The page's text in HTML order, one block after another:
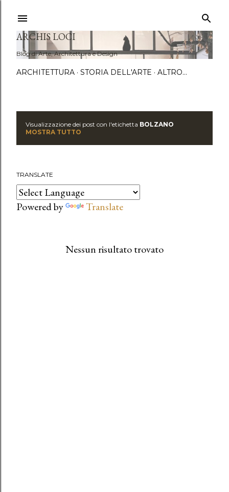
ARCHIS LOCI
Blog di Arte, Architettura e Design
ARCHITETTURA STORIA DELL'ARTE ALTRO…
s
t
Visualizzazione dei post con l'etichetta BOLZANO
MOSTRA TUTTO
TRANSLATE
Powered by Translate
Nessun risultato trovato